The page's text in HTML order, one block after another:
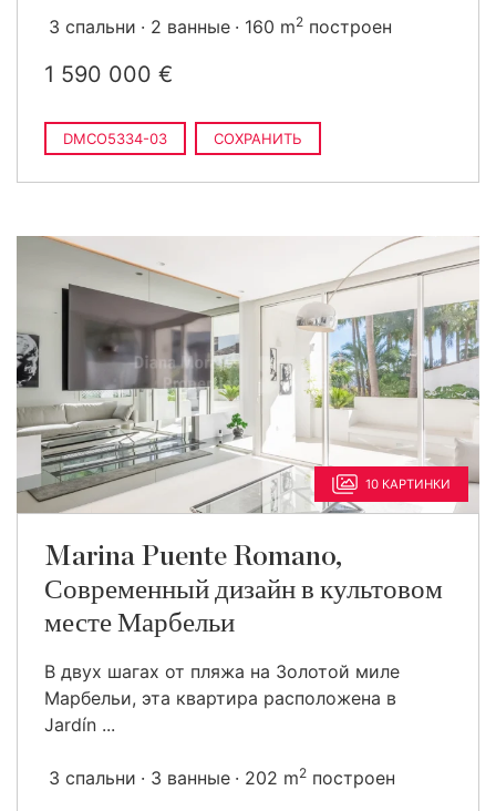
3 спальни 2 ванные 160 m2 построен
1 590 000 €
DMCO5334-03 СОХРАНИТЬ
10 КАРТИНКИ
Marina Puente Romano,
Современный дизайн в культовом
месте Марбельи
В двух шагах от пляжа на Золотой миле
Марбельи, эта квартира расположена в
Jardín ...
3 спальни 3 ванные 202 m2 построен